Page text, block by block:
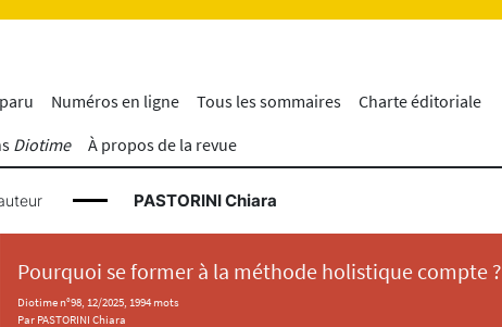
Numéros en ligne Tous les sommaires
Charte éditoriale
Diotime À propos de la revue
PASTORINI Chiara
Pourquoi se former à la méthode holistique compte ?
Diotime n°98, 12/2025, 1994 mots
Par PASTORINI Chiara